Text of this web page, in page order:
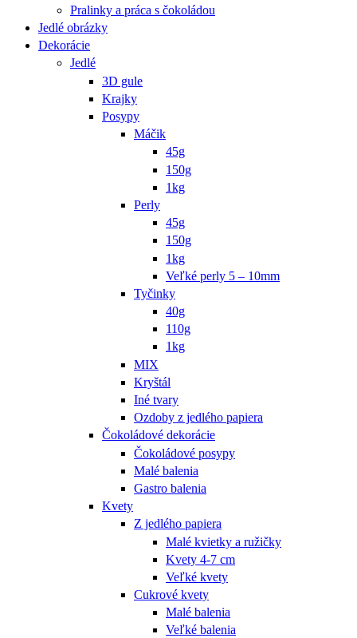
Pralinky a práca s čokoládou
Jedlé obrázky
Dekorácie
Jedlé
3D gule
Krajky
Posypy
Máčik
45g
150g
1kg
Perly
45g
150g
1kg
Veľké perly 5 – 10mm
Tyčinky
40g
110g
1kg
MIX
Kryštál
Iné tvary
Ozdoby z jedlého papiera
Čokoládové dekorácie
Čokoládové posypy
Malé balenia
Gastro balenia
Kvety
Z jedlého papiera
Malé kvietky a ružičky
Kvety 4-7 cm
Veľké kvety
Cukrové kvety
Malé balenia
Veľké balenia